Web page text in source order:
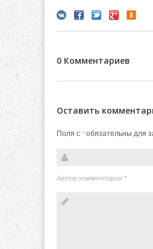
0 Комментариев
Оставить
Поля с *обязательны для
Автор комментария *